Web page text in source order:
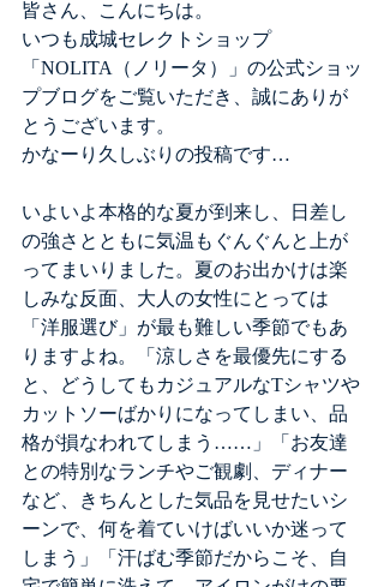
皆さん、こんにちは。
いつも成城セレクトショップ
「NOLITA（ノリータ）」の公式ショッ
プブログをご覧いただき、誠にありが
とうございます。
かなーり久しぶりの投稿です…
いよいよ本格的な夏が到来し、日差し
の強さとともに気温もぐんぐんと上が
ってまいりました。夏のお出かけは楽
しみな反面、大人の女性にとっては
「洋服選び」が最も難しい季節でもあ
りますよね。「涼しさを最優先にする
と、どうしてもカジュアルなTシャツや
カットソーばかりになってしまい、品
格が損なわれてしまう……」「お友達
との特別なランチやご観劇、ディナー
など、きちんとした気品を見せたいシ
ーンで、何を着ていけばいいか迷って
しまう」「汗ばむ季節だからこそ、自